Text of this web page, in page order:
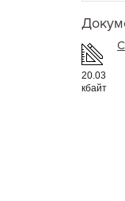
20.03
кбайт